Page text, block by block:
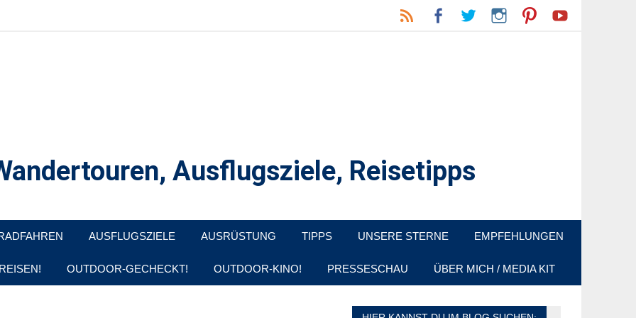
Ausflugsziele, Reisetipps
AUSFLUGSZIELE AUSRÜSTUNG TIPPS UNSERE STERNE EMPFEHLUNGEN
OUTDOOR-GECHECKT! OUTDOOR-KINO! PRESSESCHAU ÜBER MICH / MEDIA KIT